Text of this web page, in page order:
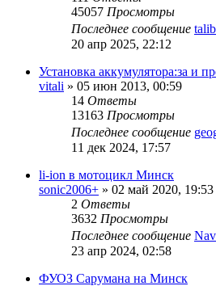
45057 Просмотры
Последнее сообщение
20 апр 2025, 22:12
Установка аккумулятора:за и
vitali » 05 июн 2013, 00:59
14 Ответы
13163 Просмотры
Последнее сообщение
11 дек 2024, 17:57
li-ion в мотоцикл Минск
sonic2006+ » 02 май 2020, 19:53
2 Ответы
3632 Просмотры
Последнее сообщение
23 апр 2024, 02:58
ФУОЗ Сарумана на Минск